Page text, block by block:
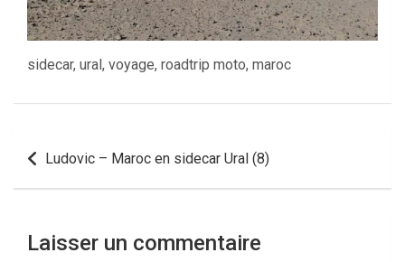
sidecar, ural, voyage, roadtrip moto, maroc
Navigation
Ludovic – Maroc en sidecar Ural (8)
Laisser un commentaire